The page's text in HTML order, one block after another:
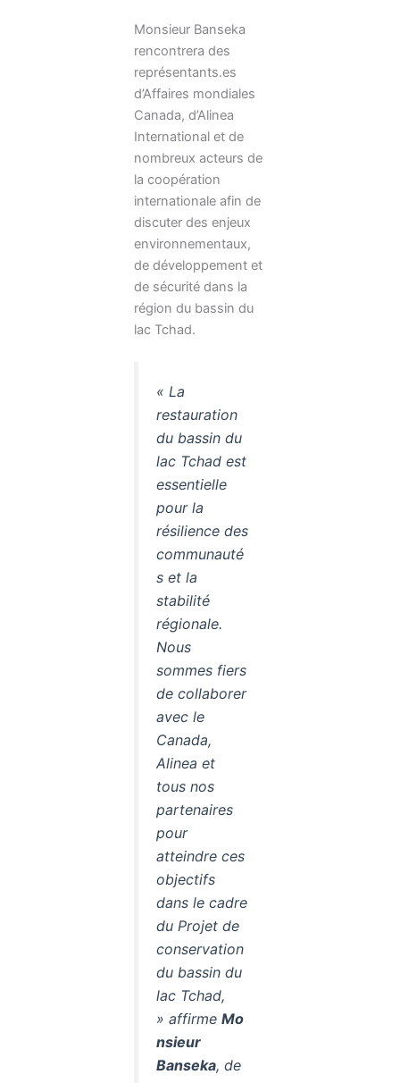
Monsieur Banseka
rencontrera des
représentants.es
d’Affaires mondiales
Canada, d’Alinea
International et de
nombreux acteurs de
la coopération
internationale afin de
discuter des enjeux
environnementaux,
de développement et
de sécurité dans la
région du bassin du
lac Tchad.
« La
restauration
du bassin du
lac Tchad est
essentielle
pour la
résilience des
communauté
s et la
stabilité
régionale.
Nous
sommes fiers
de collaborer
avec le
Canada,
Alinea et
tous nos
partenaires
pour
atteindre ces
objectifs
dans le cadre
du Projet de
conservation
du bassin du
lac Tchad,
» affirme Mo
nsieur
Banseka, de